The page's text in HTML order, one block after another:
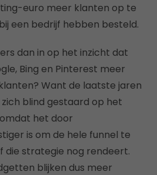
euro meer klanten op te
een bedrijf hebben besteld.
dan in op het inzicht dat
Bing en Pinterest meer
Want de laatste jaren
blind gestaard op het
het door
is om de hele funnel te
die strategie nog rendeert.
blijken dus meer